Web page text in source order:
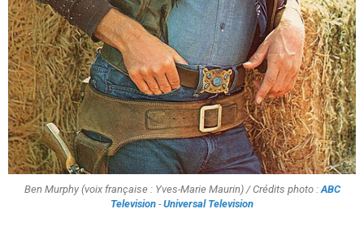
Ben Murphy (voix française : Yves-Marie Maurin) / Crédits photo : ABC
Television -Universal Television